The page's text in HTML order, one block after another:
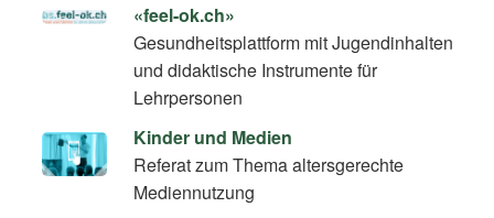
«feel-ok.ch»
Gesundheitsplattform mit Jugendinhalten
und didaktische Instrumente für
Lehrpersonen
Kinder und Medien
Referat zum Thema altersgerechte
Mediennutzung